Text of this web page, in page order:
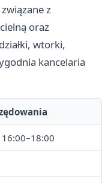
z
oraz
wtorki,
kancelaria